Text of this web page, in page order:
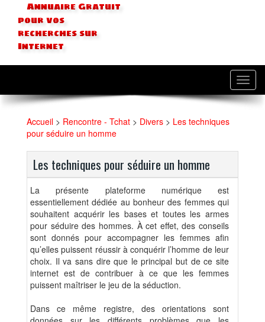
Annuaire Gratuit
pour vos
recherches sur
Internet
Accueil > Rencontre - Tchat > Divers > Les techniques
pour séduire un homme
Les techniques pour séduire un homme
La présente plateforme numérique est
essentiellement dédiée au bonheur des femmes qui
souhaitent acquérir les bases et toutes les armes
pour séduire des hommes. À cet effet, des conseils
sont donnés pour accompagner les femmes afin
qu’elles puissent réussir à conquérir l’homme de leur
choix. Il va sans dire que le principal but de ce site
internet est de contribuer à ce que les femmes
puissent maîtriser le jeu de la séduction.
Dans ce même registre, des orientations sont